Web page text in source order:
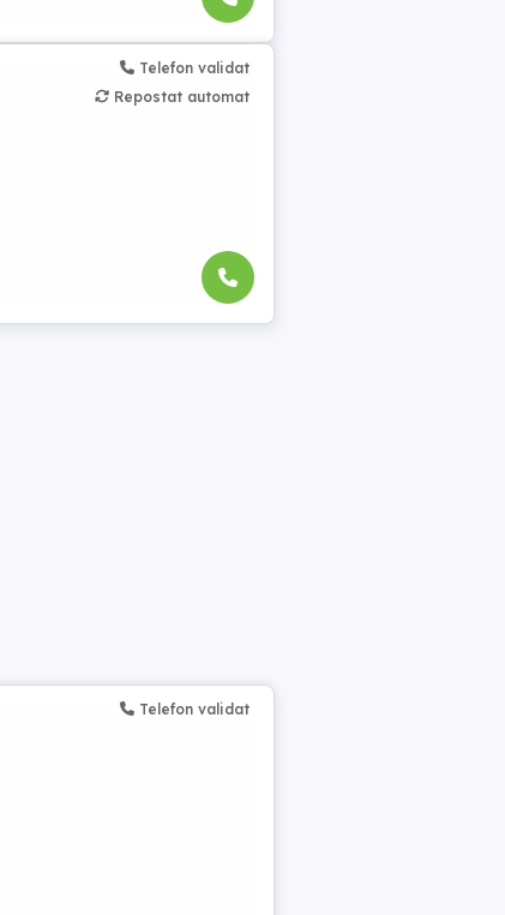
Telefon validat
Repostat automat
Telefon validat